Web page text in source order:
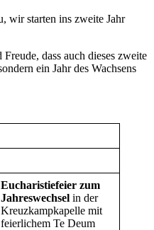
wir starten ins zweite Jahr
dass auch dieses zweite
ein Jahr des Wachsens
Eucharistiefeier zum
Jahreswechsel in der
Kreuzkampkapelle mit
feierlichem Te Deum